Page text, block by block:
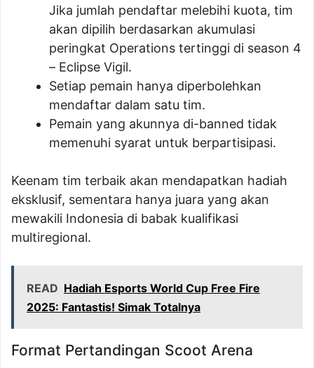
Jika jumlah pendaftar melebihi kuota, tim
akan dipilih berdasarkan akumulasi
peringkat Operations tertinggi di season 4
– Eclipse Vigil.
Setiap pemain hanya diperbolehkan
mendaftar dalam satu tim.
Pemain yang akunnya di-banned tidak
memenuhi syarat untuk berpartisipasi.
Keenam tim terbaik akan mendapatkan hadiah
eksklusif, sementara hanya juara yang akan
mewakili Indonesia di babak kualifikasi
multiregional.
READ Hadiah Esports World Cup Free Fire
2025: Fantastis! Simak Totalnya
Format Pertandingan Scoot Arena